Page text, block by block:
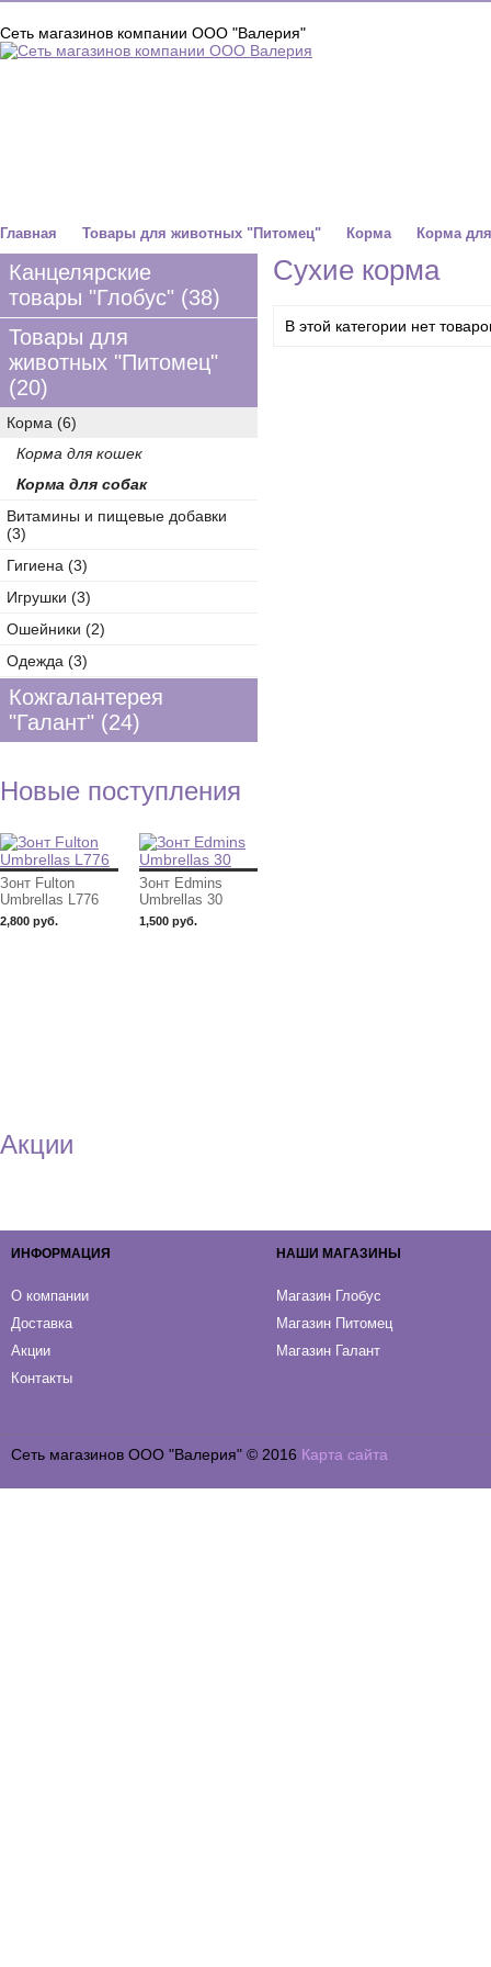
Сеть магазинов компании ООО "Валерия"
Главная Товары для животных "Питомец" Корма Корма
Канцелярские
товары "Глобус" (38)
Товары для
животных "Питомец"
(20)
Корма (6)
Корма для кошек
Корма для собак
Витамины и пищевые добавки
(3)
Гигиена (3)
Игрушки (3)
Ошейники (2)
Одежда (3)
Кожгалантерея
"Галант" (24)
Новые поступления
Зонт Fulton
Umbrellas L776
2,800 руб.
Зонт Edmins
Umbrellas 30
1,500 руб.
Акции
Сухие корма
В этой категории нет
ИНФОРМАЦИЯ
О компании
Доставка
Акции
Контакты
НАШИ МАГАЗИНЫ
Магазин Глобус
Магазин Питомец
Магазин Галант
Сеть магазинов ООО "Валерия" © 2016 Карта сайта